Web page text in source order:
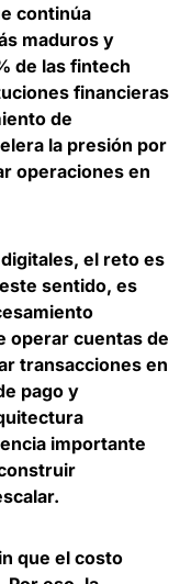
continúa
maduros y
de las fintech
financieras
de
la presión por
operaciones en
el reto es
sentido, es
operar cuentas de
transacciones en
pago y
importante
que el costo